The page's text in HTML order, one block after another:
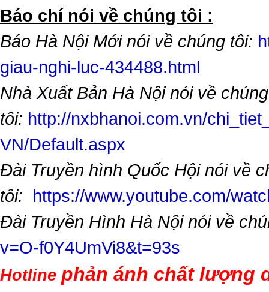
​Báo chí nói về chúng tôi :
Báo Hà Nội Mới nói về chúng tôi:
giau-nghi-luc-434488.html
Nhà Xuất Bản Hà Nội nói về chúng
tôi: http://nxbhanoi.com.vn/
VN/Default.aspx
Đài Truyền hình Quốc Hội nói về
tôi: https://www.youtube.com/
Đài Truyền Hình Hà Nội nói về
v=O-f0Y4UmVi8&t=93s
Hotline phản ánh chất lượng